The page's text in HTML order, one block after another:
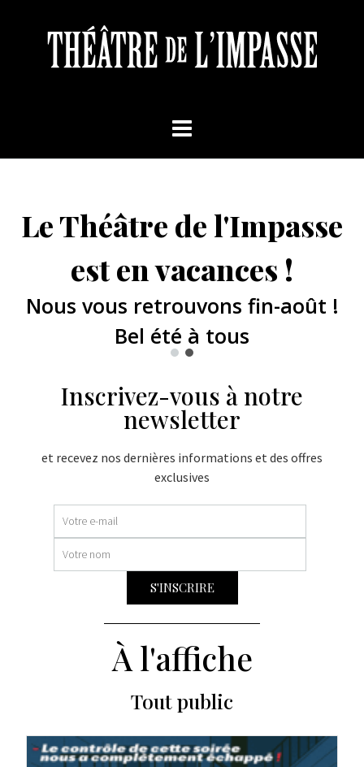
Le Théâtre de l'Impasse
est en vacances !
Nous vous retrouvons fin-août !
Bel été à tous
Inscrivez-vous à notre
newsletter
et recevez nos dernières informations et des offres
exclusives
À l'affiche
Tout public